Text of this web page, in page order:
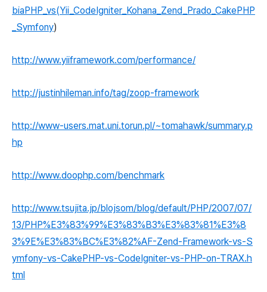
biaPHP_vs(Yii_CodeIgniter_Kohana_Zend_Prado_CakePHP
_Symfony)
http://www.yiiframework.com/performance/
http://justinhileman.info/tag/zoop-framework
http://www-users.mat.uni.torun.pl/~tomahawk/summary.p
hp
http://www.doophp.com/benchmark
http://www.tsujita.jp/blojsom/blog/default/PHP/2007/07/
13/PHP%E3%83%99%E3%83%B3%E3%83%81%E3%8
3%9E%E3%83%BC%E3%82%AF-Zend-Framework-vs-S
ymfony-vs-CakePHP-vs-CodeIgniter-vs-PHP-on-TRAX.h
tml